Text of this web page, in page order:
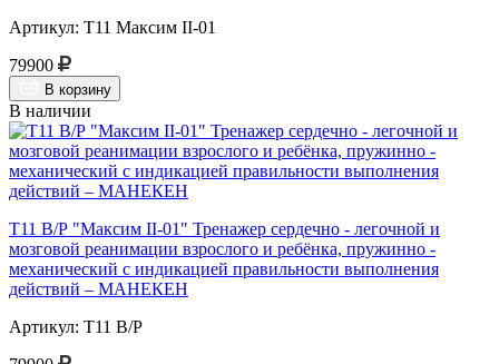
Артикул: Т11 Максим II-01
79900
В корзину
В наличии
Т11 В/Р "Максим II-01" Тренажер сердечно - легочной и
мозговой реанимации взрослого и ребёнка, пружинно -
механический с индикацией правильности выполнения
действий – МАНЕКЕН
Артикул: Т11 В/Р